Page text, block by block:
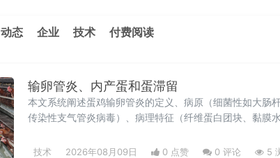
动态 企业 技术 付费阅读
输卵管炎、内产蛋和蛋滞留
本文系统阐述蛋鸡输卵管炎的定义、病原（细菌性如大肠
传染性支气管炎病毒）、病理特征（纤维蛋白团块、黏膜
腔），深入解析其与内部产蛋、蛋滞留、产蛋下降及蛋品
技术 2026年08月09日 0 点赞 0 评论 5